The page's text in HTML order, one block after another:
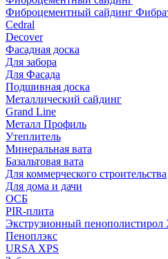
Фиброцементный сайдинг
Cedral
Decover
Фасадная доска
Для забора
Для Фасада
Подшивная доска
Металлический сайдинг
Grand Line
Металл Профиль
Утеплитель
Минеральная вата
Базальтовая вата
Для коммерческого строительства
Для дома и дачи
ОСБ
PIR-плита
Экструзионный пенополистирол
Пеноплэкс
URSA XPS